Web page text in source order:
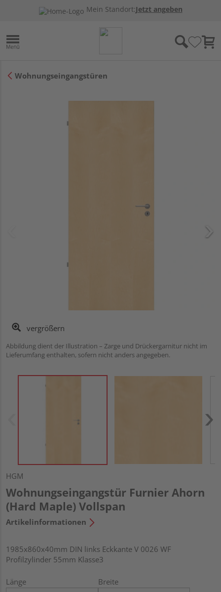
Mein Standort:Jetzt angeben
Wohnungseingangstüren
vergrößern
Abbildung dient der Illustration – Zarge und Drückergarnitur nicht im
Lieferumfang enthalten, sofern nicht anders angegeben.
HGM
Wohnungseingangstür Furnier Ahorn
(Hard Maple) Vollspan
Artikelinformationen
1985x860x40mm DIN links Eckkante V 0026 WF
Profilzylinder 55mm Klasse3
Länge Breite